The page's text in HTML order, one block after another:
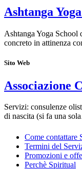
Ashtanga
Ashtanga Yoga School
concreto in attinenza
Sito Web
Associazione
Servizi: consulenze
di nascita (si fa una
Come contattare
Termini del
Promozioni e
Perchè Spiritual